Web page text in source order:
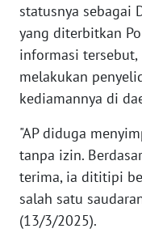
statusnya sebagai
yang diterbitkan
informasi tersebut,
melakukan
kediamannya di
"AP diduga
tanpa izin.
terima, ia dititipi
salah satu
(13/3/2025).
KARIR
DISCLAIMER
News
SUMUT